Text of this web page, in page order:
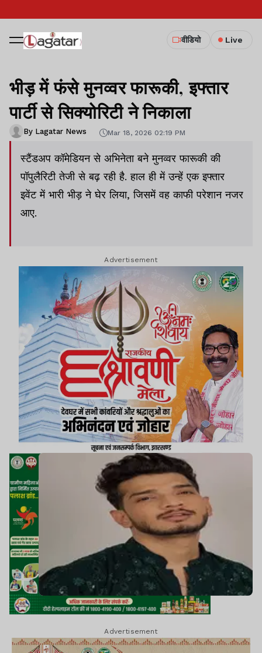
वीडियो Live
भीड़ में फंसे मुनव्वर फारूकी, इफ्तार
पार्टी से सिक्योरिटी ने निकाला
By Lagatar News Mar 18, 2026 02:19 PM
स्टैंडअप कॉमेडियन से अभिनेता बने मुनव्वर फारूकी की
पॉपुलैरिटी तेजी से बढ़ रही है. हाल ही में उन्हें एक इफ्तार
इवेंट में भारी भीड़ ने घेर लिया, जिसमें वह काफी परेशान नजर
आए.
Advertisement
Advertisement